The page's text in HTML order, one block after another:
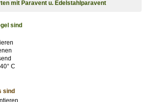
mit Paravent u. Edelstahlparavent
sind
C
sind